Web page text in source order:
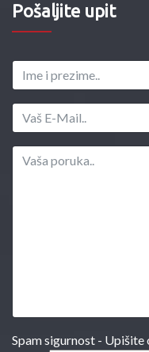
Pošaljite upit
Spam sigurnost -